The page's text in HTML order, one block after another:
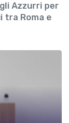
Azzurri per
Roma e